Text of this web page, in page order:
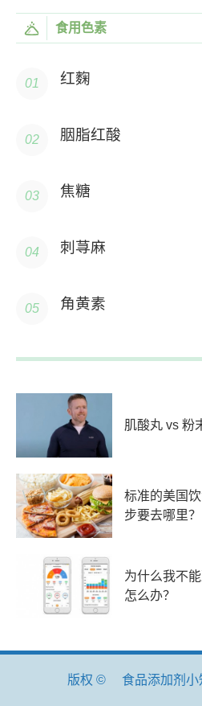
食用色素
红麴
胭脂红酸
焦糖
刺荨麻
角黄素
肌酸丸 vs 粉
标准的美国
步要去哪里？
为什么我不
怎么办？
版权 © 食品添加剂小